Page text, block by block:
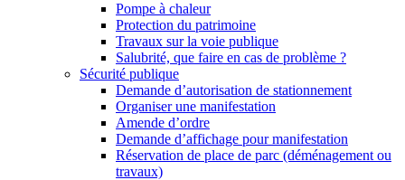
Pompe à chaleur
Protection du patrimoine
Travaux sur la voie publique
Salubrité, que faire en cas de problème ?
Sécurité publique
Demande d’autorisation de stationnement
Organiser une manifestation
Amende d’ordre
Demande d’affichage pour manifestation
Réservation de place de parc (déménagement ou
travaux)